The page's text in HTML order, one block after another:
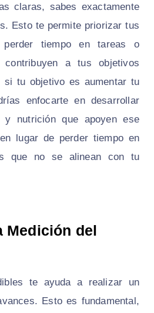
claras, sabes exactamente
Esto te permite priorizar tus
tiempo en tareas o
a tus objetivos
si tu objetivo es aumentar tu
enfocarte en desarrollar
y nutrición que apoyen ese
lugar de perder tiempo en
que no se alinean con tu
Medición del
te ayuda a realizar un
Esto es fundamental,